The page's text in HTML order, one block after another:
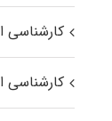
کارشناسی
کارشناسی